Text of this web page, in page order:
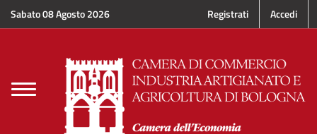
Sabato 08 Agosto 2026 Registrati Accedi
Toggle
navigation